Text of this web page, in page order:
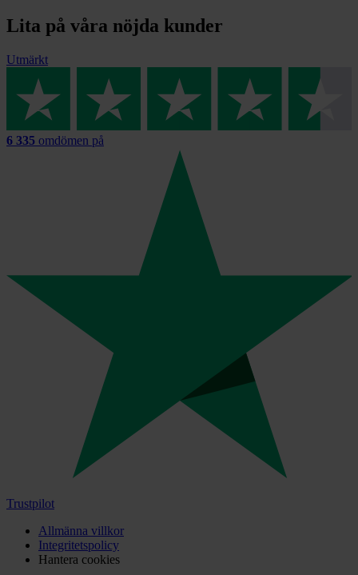
Lita på våra nöjda kunder
Utmärkt
6 335 omdömen på
Trustpilot
Allmänna villkor
Integritetspolicy
Hantera cookies